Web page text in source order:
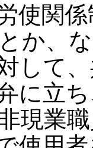
使関
か、
して
に立
現業